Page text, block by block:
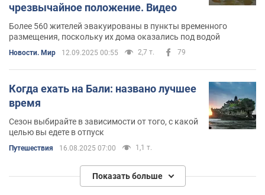
чрезвычайное положение. Видео
Более 560 жителей эвакуированы в пункты временного
размещения, поскольку их дома оказались под водой
Новости. Мир 12.09.2025 00:55 2,7 т. 79
Когда ехать на Бали: названо лучшее
время
Сезон выбирайте в зависимости от того, с какой
целью вы едете в отпуск
Путешествия 16.08.2025 07:00 1,1 т.
Показать больше